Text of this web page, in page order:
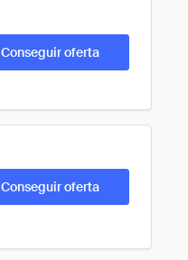
Conseguir oferta
Conseguir oferta